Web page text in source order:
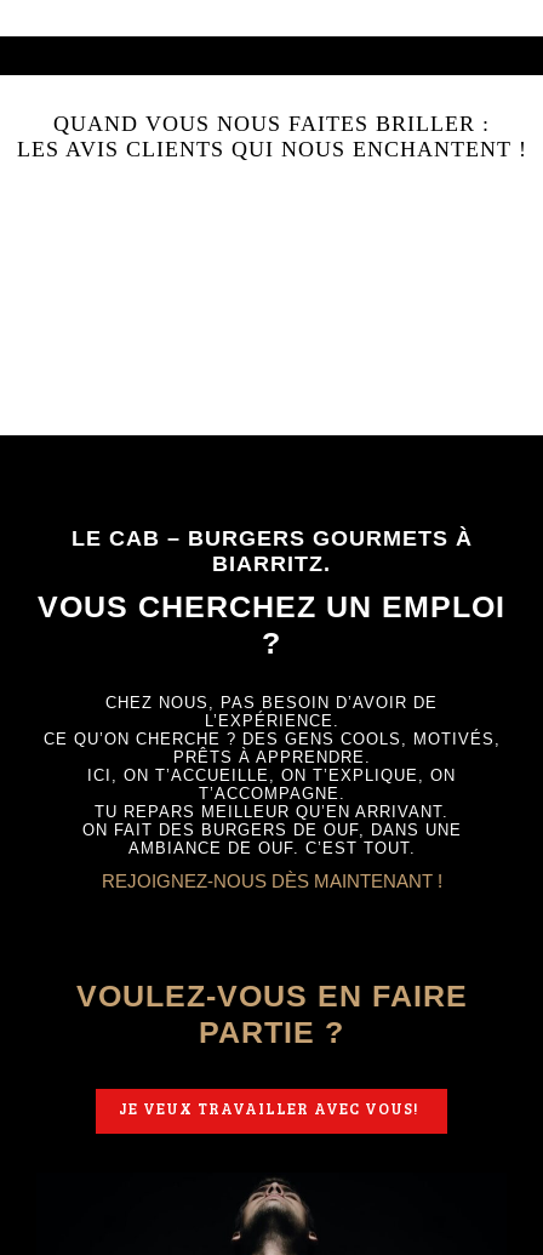
QUAND VOUS NOUS FAITES BRILLER :
LES AVIS CLIENTS QUI NOUS ENCHANTENT !
LE CAB – BURGERS GOURMETS À
BIARRITZ.
VOUS CHERCHEZ UN EMPLOI
?
CHEZ NOUS, PAS BESOIN D’AVOIR DE
L’EXPÉRIENCE.
CE QU’ON CHERCHE ? DES GENS COOLS, MOTIVÉS,
PRÊTS À APPRENDRE.
ICI, ON T’ACCUEILLE, ON T’EXPLIQUE, ON
T’ACCOMPAGNE.
TU REPARS MEILLEUR QU’EN ARRIVANT.
ON FAIT DES BURGERS DE OUF, DANS UNE
AMBIANCE DE OUF. C’EST TOUT.
REJOIGNEZ-NOUS DÈS MAINTENANT !
VOULEZ-VOUS EN FAIRE
PARTIE ?
JE VEUX TRAVAILLER AVEC VOUS!